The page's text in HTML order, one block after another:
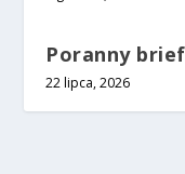
Poranny brief
22 lipca, 2026